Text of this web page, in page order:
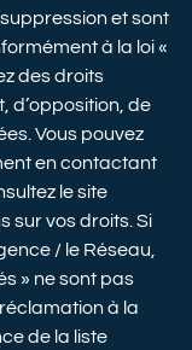
et sont
à la loi «
des droits
d’opposition, de
Vous pouvez
en contactant
le site
sur vos droits. Si
/ le Réseau,
» ne sont pas
à la
de la liste